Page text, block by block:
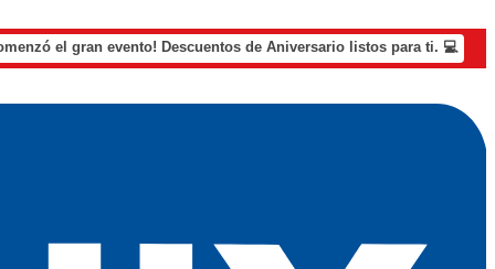
el gran evento! Descuentos de Aniversario listos para ti. 💻